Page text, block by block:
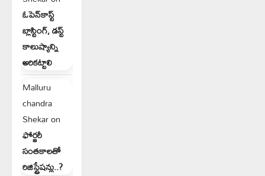
ఓపెన్‌కాస్ట్
బ్లాస్టింగ్, డస్ట్
కాలుష్యాన్ని
అరికట్టాలి
Malluru
chandra
Shekaron
ఫోర్జరీ
సంతకాలతో
రిజిస్ట్రేషన్లు..?